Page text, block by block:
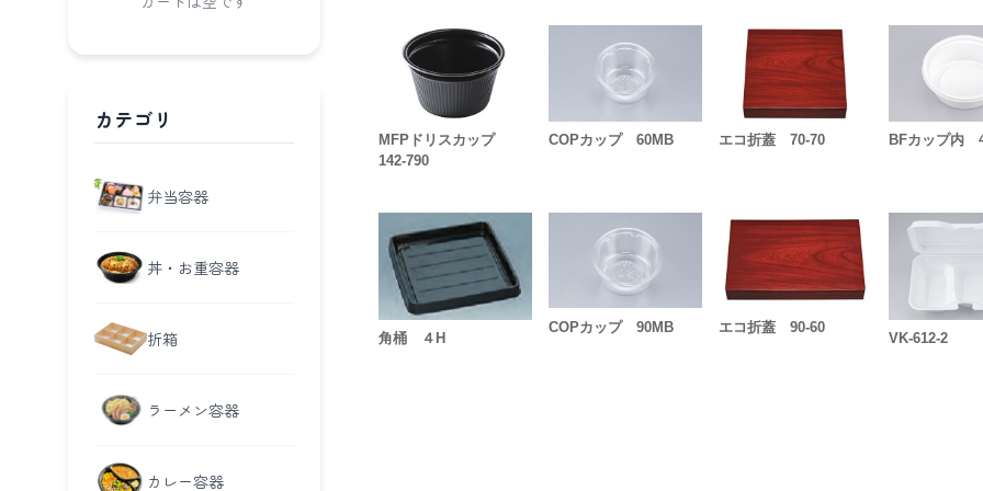
MFPドリスカップ
142-790
COPカップ 60MB エコ折蓋 70-70 BFカップ内
角桶 ４H
COPカップ 90MB エコ折蓋 90-60
VK-612-2
カテゴリ
弁当容器
丼・お重容器
折箱
ラーメン容器
カレー容器